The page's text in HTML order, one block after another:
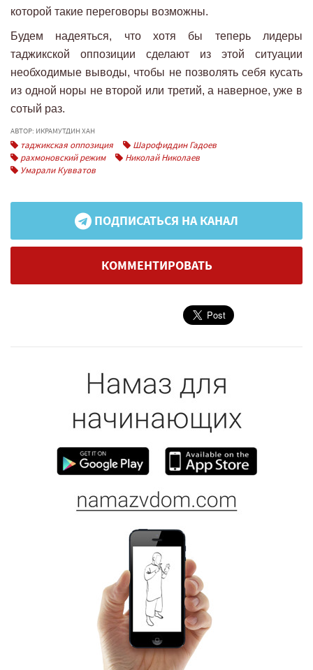
которой такие переговоры возможны.
Будем надеяться, что хотя бы теперь лидеры
таджикской оппозиции сделают из этой ситуации
необходимые выводы, чтобы не позволять себя кусать
из одной норы не второй или третий, а наверное, уже в
сотый раз.
АВТОР: ИКРАМУТДИН ХАН
таджикская оппозиция
Шарофиддин Гадоев
рахмоновский режим
Николай Николаев
Умарали Кувватов
ПОДПИСАТЬСЯ НА КАНАЛ
КОММЕНТИРОВАТЬ